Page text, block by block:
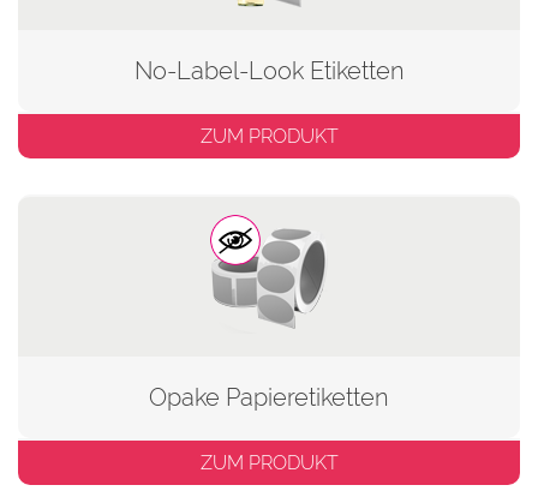
No-Label-Look Etiketten
ZUM PRODUKT
Opake Papieretiketten
ZUM PRODUKT